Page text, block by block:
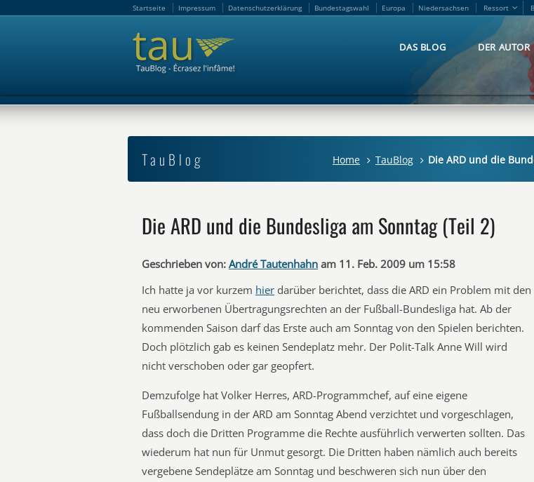
Startseite Impressum Datenschutzerklärung Bundestagswahl Europa Niedersachsen Ressort
DAS BLOG DER AUTOR
TauBlog Home TauBlog Die ARD und die
Die ARD und die Bundesliga am Sonntag (Teil 2)
Geschrieben von: André Tautenhahn am 11. Feb. 2009 um 15:58
Ich hatte ja vor kurzem hier darüber berichtet, dass die ARD ein Problem mit den
neu erworbenen Übertragungsrechten an der Fußball-Bundesliga hat. Ab der
kommenden Saison darf das Erste auch am Sonntag von den Spielen berichten.
Doch plötzlich gab es keinen Sendeplatz mehr. Der Polit-Talk Anne Will wird
nicht verschoben oder gar geopfert.
Demzufolge hat Volker Herres, ARD-Programmchef, auf eine eigene
Fußballsendung in der ARD am Sonntag Abend verzichtet und vorgeschlagen,
dass doch die Dritten Programme die Rechte ausführlich verwerten sollten. Das
wiederum hat nun für Unmut gesorgt. Die Dritten haben nämlich auch bereits
vergebene Sendeplätze am Sonntag und beschweren sich nun über den
Startseite Impressum Datenschutzerklärung Bundestagswahl Europa Niedersachsen Ressort
DAS BLOG DER AUTOR